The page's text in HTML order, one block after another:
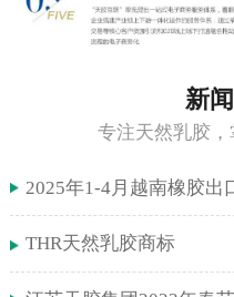
新
专注天然乳胶，
THR天然乳胶商标